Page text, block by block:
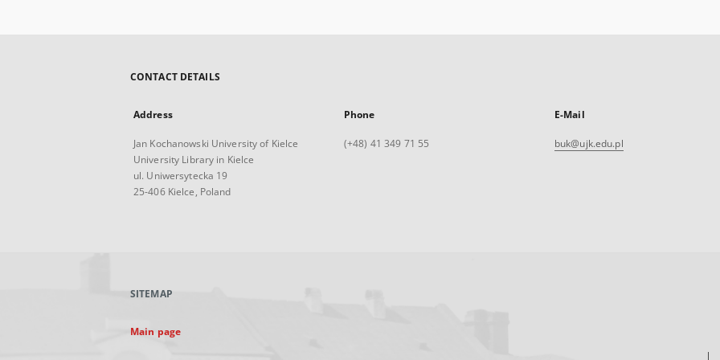
CONTACT DETAILS
Address
Jan Kochanowski University of Kielce
University Library in Kielce
ul. Uniwersytecka 19
25-406 Kielce, Poland
Phone
(+48) 41 349 71 55
E-Mail
buk@ujk.edu.pl
SITEMAP
Main page